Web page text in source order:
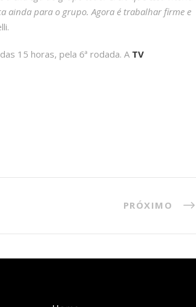
ainda para o grupo. Agora é trabalhar firme e
15 horas, pela 6ª rodada. A TV
PRÓXIMO